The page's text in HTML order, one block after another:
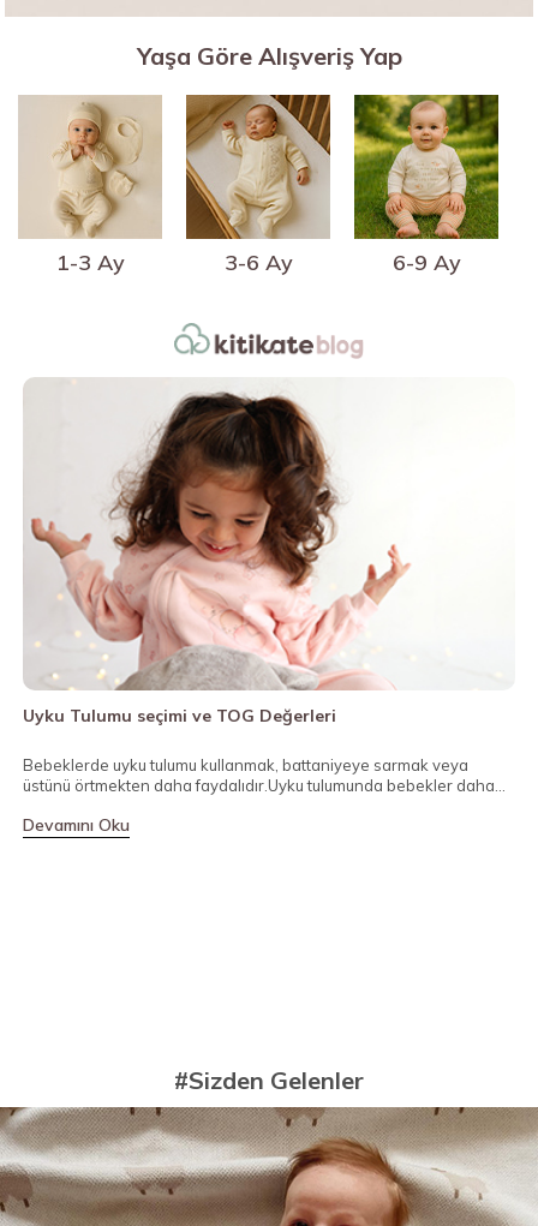
Yaşa Göre Alışveriş Yap
1-3 Ay 3-6 Ay 6-9 Ay
Uyku Tulumu seçimi ve TOG Değerleri
Bebeklerde uyku tulumu kullanmak, battaniyeye sarmak veya
üstünü örtmekten daha faydalıdır.Uyku tulumunda bebekler daha
ile, bebeğinizi sabaha kadar güven içinde uyutabilirsiniz. Bu
Devamını Oku
#Sizden Gelenler